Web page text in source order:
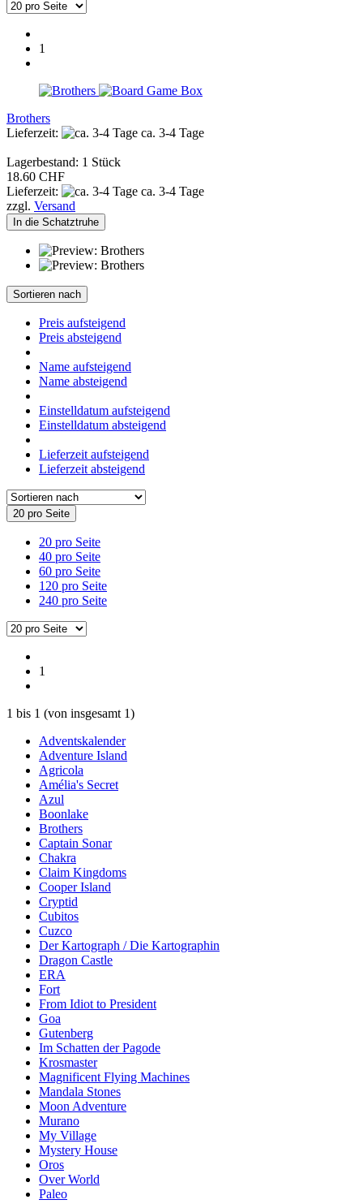
1
Brothers
Lieferzeit:
ca. 3-4 Tage
Lagerbestand: 1 Stück
18.60 CHF
Lieferzeit:
ca. 3-4 Tage
zzgl. Versand
In die Schatztruhe
Sortieren nach
Preis aufsteigend
Preis absteigend
Name aufsteigend
Name absteigend
Einstelldatum aufsteigend
Einstelldatum absteigend
Lieferzeit aufsteigend
Lieferzeit absteigend
20 pro Seite
20 pro Seite
40 pro Seite
60 pro Seite
120 pro Seite
240 pro Seite
1
1 bis 1 (von insgesamt 1)
Adventskalender
Adventure Island
Agricola
Amélia's Secret
Azul
Boonlake
Brothers
Captain Sonar
Chakra
Claim Kingdoms
Cooper Island
Cryptid
Cubitos
Cuzco
Der Kartograph / Die Kartographin
Dragon Castle
ERA
Fort
From Idiot to President
Goa
Gutenberg
Im Schatten der Pagode
Krosmaster
Magnificent Flying Machines
Mandala Stones
Moon Adventure
Murano
My Village
Mystery House
Oros
Over World
Paleo